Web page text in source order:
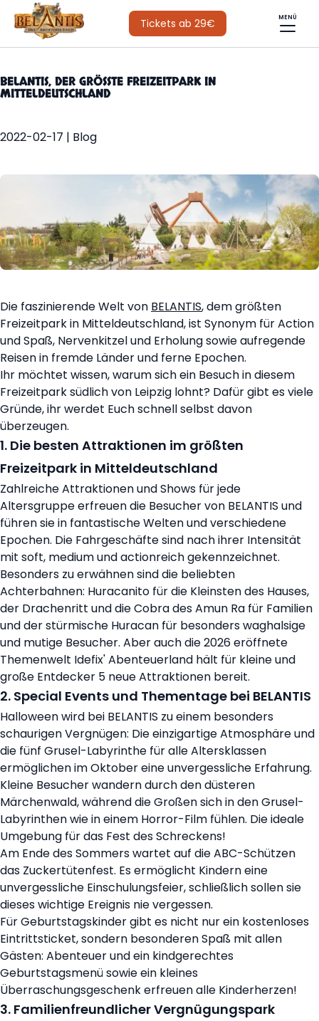
Tickets ab 29€ MENÜ
BELANTIS, DER GRÖSSTE FREIZEITPARK IN M
ITTELDEUTSCHLAND
2022-02-17 | Blog
Die faszinierende Welt von BELANTIS, dem größten
Freizeitpark in Mitteldeutschland, ist Synonym für Action
und Spaß, Nervenkitzel und Erholung sowie aufregende
Reisen in fremde Länder und ferne Epochen.
Ihr möchtet wissen, warum sich ein Besuch in diesem
Freizeitpark südlich von Leipzig lohnt? Dafür gibt es viele
Gründe, ihr werdet Euch schnell selbst davon
überzeugen.
1. Die besten Attraktionen im größten
Freizeitpark in Mitteldeutschland
Zahlreiche Attraktionen und Shows für jede
Altersgruppe erfreuen die Besucher von BELANTIS und
führen sie in fantastische Welten und verschiedene
Epochen. Die Fahrgeschäfte sind nach ihrer Intensität
mit soft, medium und actionreich gekennzeichnet.
Besonders zu erwähnen sind die beliebten
Achterbahnen: Huracanito für die Kleinsten des Hauses,
der Drachenritt und die Cobra des Amun Ra für Familien
und der stürmische Huracan für besonders waghalsige
und mutige Besucher. Aber auch die 2026 eröffnete
Themenwelt Idefix' Abenteuerland hält für kleine und
große Entdecker 5 neue Attraktionen bereit.
2. Special Events und Thementage bei BELANTIS
Halloween wird bei BELANTIS zu einem besonders
schaurigen Vergnügen: Die einzigartige Atmosphäre und
die fünf Grusel-Labyrinthe für alle Altersklassen
ermöglichen im Oktober eine unvergessliche Erfahrung.
Kleine Besucher wandern durch den düsteren
Märchenwald, während die Großen sich in den Grusel-
Labyrinthen wie in einem Horror-Film fühlen. Die ideale
Umgebung für das Fest des Schreckens!
Am Ende des Sommers wartet auf die ABC-Schützen
das Zuckertütenfest. Es ermöglicht Kindern eine
unvergessliche Einschulungsfeier, schließlich sollen sie
dieses wichtige Ereignis nie vergessen.
Für Geburtstagskinder gibt es nicht nur ein kostenloses
Eintrittsticket, sondern besonderen Spaß mit allen
Gästen: Abenteuer und ein kindgerechtes
Geburtstagsmenü sowie ein kleines
Überraschungsgeschenk erfreuen alle Kinderherzen!
3. Familienfreundlicher Vergnügungspark